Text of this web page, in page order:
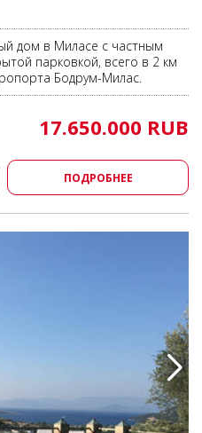
дом в Миласе с частным
парковкой, всего в 2 км
Бодрум-Милас.
17.650.000 RUB
ПОДРОБНЕЕ